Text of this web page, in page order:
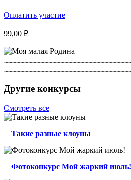
Оплатить участие
99,00 ₽
Другие конкурсы
Смотреть все
Такие разные клоуны
Фотоконкурс Мой жаркий июль!